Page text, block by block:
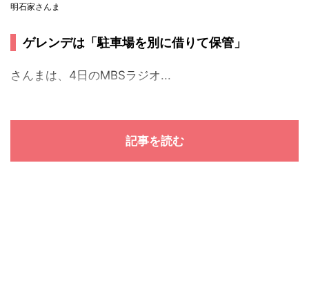
明石家さんま
ゲレンデは「駐車場を別に借りて保管」
さんまは、4日のMBSラジオ...
記事を読む